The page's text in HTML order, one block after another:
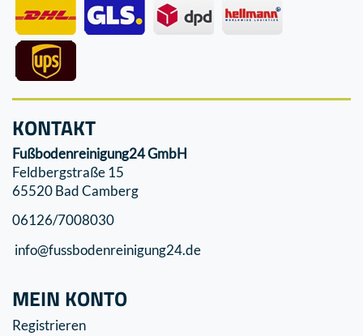
KONTAKT
Fußbodenreinigung24 GmbH
Feldbergstraße 15
65520 Bad Camberg
06126/7008030
info@fussbodenreinigung24.de
MEIN KONTO
Registrieren